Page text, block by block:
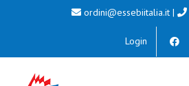
ordini@essebiitalia.it |
Login